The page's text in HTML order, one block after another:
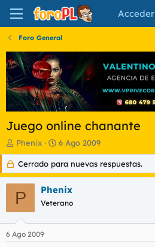
Acceder
Foro General
Juego online chanante
I
n
c
i
a
d
o
d
Phenix
F
e
c
h
d
e
i
6 Ago 2009
Cerrado para nuevas respuestas.
P Phenix
Veterano
6 Ago 2009